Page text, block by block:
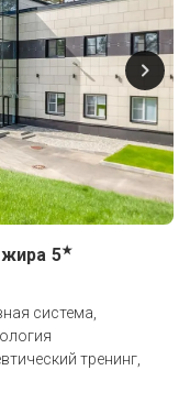
5★
система,
тренинг,